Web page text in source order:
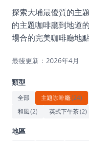
約會好去處
美食佳餚
運動
藝術文化
休閒
探索大埔最優質的主
的主題咖啡廳到地道
場合的完美咖啡廳地點
最後更新：2026年4月
類型
全部 主題咖啡廳(24)
和風(2) 英式下午茶(2)
地區